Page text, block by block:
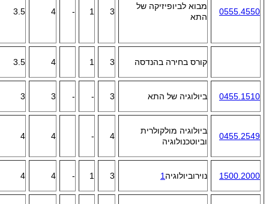
0555.4550
מבוא לביופיזיקה של
התא
3
1
-
4
3.5
קורס בחירה בהנדסה 3
1
4
3.5
0455.1510 ביולוגיה של התא 3
-
-
3
3
0455.2549
ביולוגיה מולקולרית
וביוטכנולוגיה
4
-
4
4
1500.2000 נוירוביולוגיה 1
3
1
-
4
4